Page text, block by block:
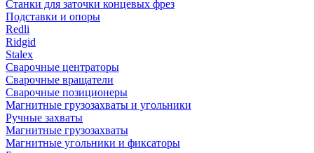
Станки для заточки концевых фрез
Подставки и опоры
Redli
Ridgid
Stalex
Сварочные центраторы
Сварочные вращатели
Сварочные позиционеры
Магнитные грузозахваты и угольники
Ручные захваты
Магнитные грузозахваты
Магнитные угольники и фиксаторы